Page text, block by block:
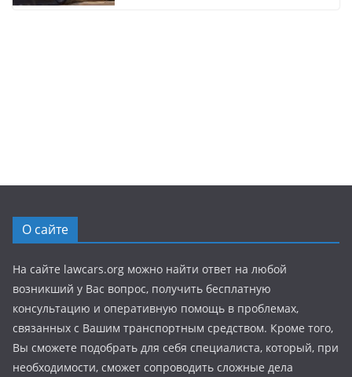
О сайте
На сайте lawcars.org можно найти ответ на любой
возникший у Вас вопрос, получить бесплатную
консультацию и оперативную помощь в проблемах,
связанных с Вашим транспортным средством. Кроме того,
Вы сможете подобрать для себя специалиста, который, при
необходимости, сможет сопроводить сложные дела